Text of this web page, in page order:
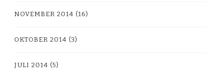
NOVEMBER 2014 (16)
OKTOBER 2014 (3)
JULI 2014 (5)